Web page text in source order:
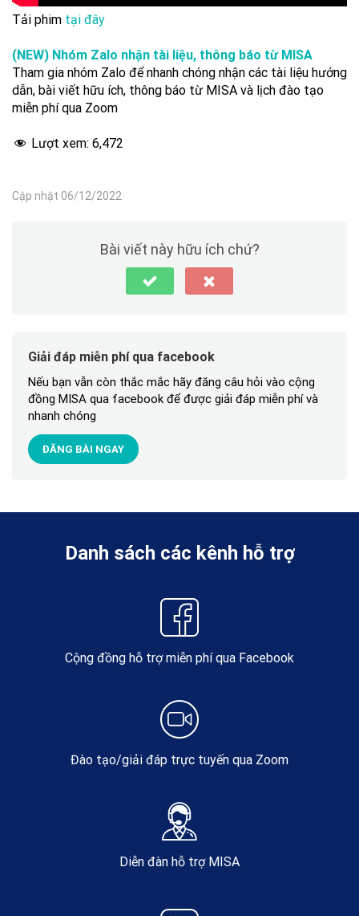
Tải phim tại đây
(NEW) Nhóm Zalo nhận tài liệu, thông báo từ MISA
Tham gia nhóm Zalo để nhanh chóng nhận các tài liệu hướng
dẫn, bài viết hữu ích, thông báo từ MISA và lịch đào tạo
miễn phí qua Zoom
Lượt xem: 6,472
Cập nhật 06/12/2022
Bài viết này hữu ích chứ?
Giải đáp miễn phí qua facebook
Nếu bạn vẫn còn thắc mắc hãy đăng câu hỏi vào cộng
đồng MISA qua facebook để được giải đáp miễn phí và
nhanh chóng
ĐĂNG BÀI NGAY
Danh sách các kênh hỗ trợ
Cộng đồng hỗ trợ miễn phí qua Facebook
Đào tạo/giải đáp trực tuyến qua Zoom
Diễn đàn hỗ trợ MISA